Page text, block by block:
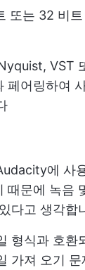
또는 32 비
VST
페어링하여
에 사
때문에 녹음
다고 생각합
형식과 호환
가져 오기